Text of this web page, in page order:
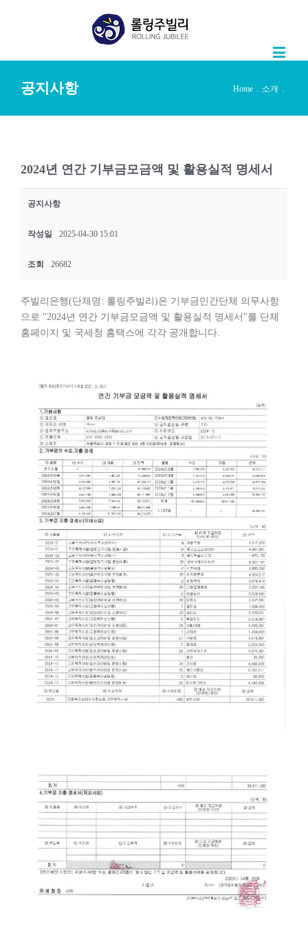
공지사항 Home 소개
2024년 연간 기부금모금액 및 활용실적 명세서
공지사항
작성일 2025-04-30 15:01
조회 26682
주빌리은행(단체명: 롤링주빌리)은 기부금민간단체 의무사항
으로 "2024년 연간 기부금모금액 및 활용실적 명세서"를 단체
홈페이지 및 국세청 홈택스에 각각 공개합니다.